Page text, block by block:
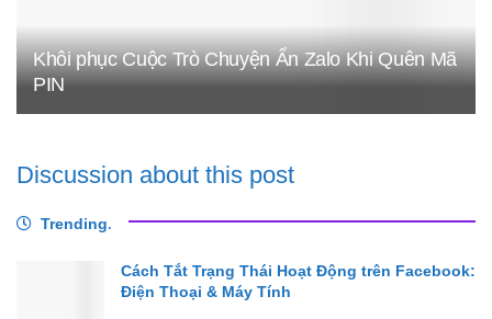
Khôi phục Cuộc Trò Chuyện Ẩn Zalo Khi Quên Mã
PIN
Discussion about this post
Trending.
Cách Tắt Trạng Thái Hoạt Động trên Facebook:
Điện Thoại & Máy Tính